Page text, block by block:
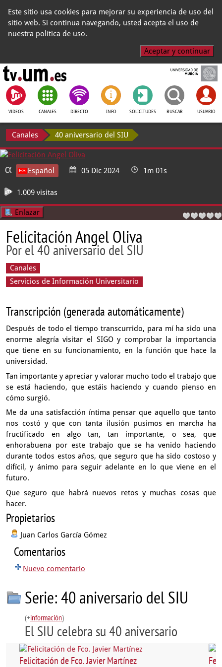
Este sitio usa cookies para mejorar su experiencia de uso del
sitio web. Si continua navegando, usted acepta el uso de
nuestra política de uso.
Aceptar y continuar
VIDEOS CANALES DIRECTO INFO SOLICITUDES BUSCAR USUARIO
Canales 40 aniversario del SIU
Español 05 Dic 2024 1m 01s
1.009 visitas
Enlazar
Felicitación Angel Oliva
Por el 40 aniversario del SIU
Canales
Servicios de Información Universitario
Transcripción (generada automáticamente)
Después de todo el tiempo transcurrido, para mí ha sido una
enorme alegría visitar el SIGOy comprobar la importancia
que tiene en su funcionamiento, en la función que hace la
universidad.
Tan importante y apreciar y valorar mucho todo el trabajo que
se está haciendo, que estáis haciendoy cuando pienso en
cómo surgió.
Me da una satisfacción íntima pensar que aquello que tanto
nos costó y que con tanta ilusión pusimos en marcha
ha
fructificado en algo tan, tan importante, o sea, que
enhorabuena por este trabajo que se ha venido haciendo
durante todos estos años,que seguro que ha sido costoso y
difícil,y ánimo para seguir adelante en lo que viene en el
futuro.
Que seguro que habrá nuevos retos y muchas cosas que
hacer.
Propietarios
Juan Carlos García Gómez
Comentarios
Nuevo comentario
Serie: 40 aniversario del SIU
(+información)
El SIU celebra su 40 aniversario
Felicitación de Fco. Javier Martínez